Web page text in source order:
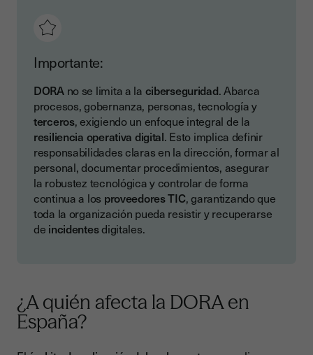
Importante:
DORAno se limita a la ciberseguridad. Abarca
procesos, gobernanza, personas, tecnología y
terceros, exigiendo un enfoque integral de la
resiliencia operativa digital. Esto implica definir
responsabilidades claras en la dirección, formar al
personal, documentar procedimientos, asegurar
la robustez tecnológica y controlar de forma
continua a los proveedores TIC, garantizando que
toda la organización pueda resistir y recuperarse
de incidentesdigitales.
¿A quién afecta la DORA en
España?